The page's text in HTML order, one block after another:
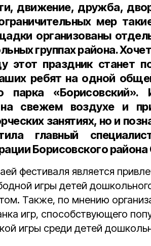
движение, дружба,
мер
организованы
группах района.
праздник станет
ребят на одной
парка «Борисовский».
свежем воздухе и
занятиях, но и
главный
Борисовского района
фестиваля является
игры детей
Также, по мнению
игр, способствующего
игры среди детей